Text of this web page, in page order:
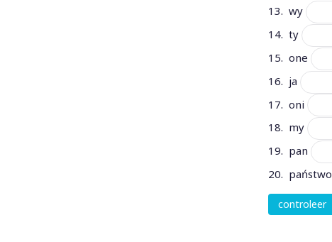
13. wy
14. ty
15. one
16. ja
17. oni
18. my
19. pan
20. państwo
controleer